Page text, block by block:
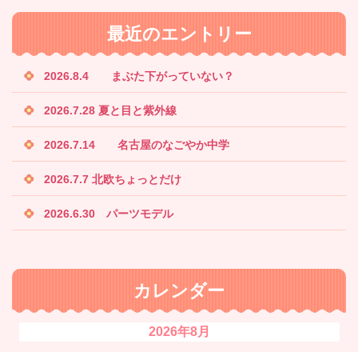
最近のエントリー
2026.8.4 まぶた下がっていない？
2026.7.28 夏と目と紫外線
2026.7.14 名古屋のなごやか中学
2026.7.7 北欧ちょっとだけ
2026.6.30 パーツモデル
カレンダー
2026年8月